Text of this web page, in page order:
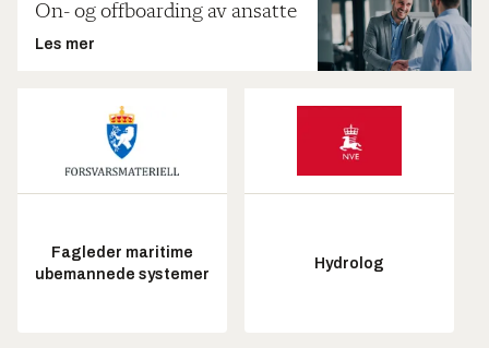
On- og offboarding av ansatte
Les mer
Fagleder maritime
ubemannede systemer
Hydrolog